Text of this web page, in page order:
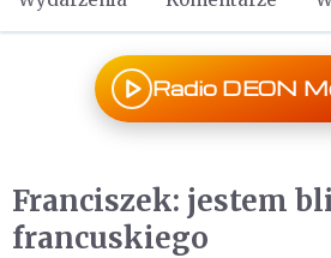
Radio DEON
Franciszek: jestem
francuskiego